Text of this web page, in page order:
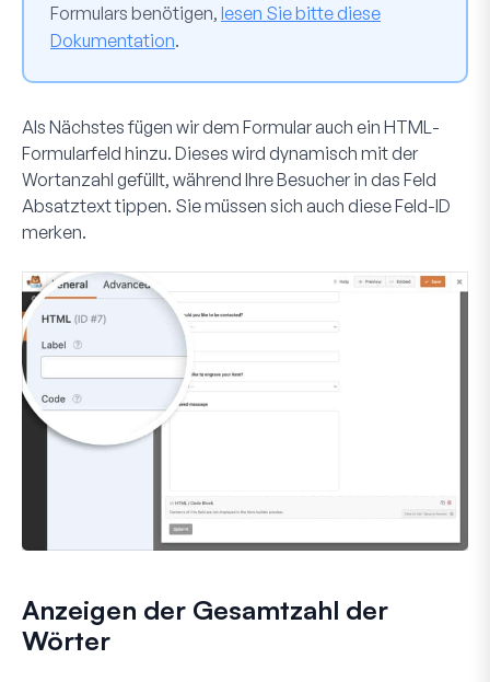
Formulars benötigen, lesen Sie bitte diese
Dokumentation.
Als Nächstes fügen wir dem Formular auch ein HTML -
Formularfeld hinzu. Dieses wird dynamisch mit der
Wortanzahl gefüllt, während Ihre Besucher in das Feld
Absatztexttippen. Sie müssen sich auch diese Feld-ID
merken.
Anzeigen der Gesamtzahl der
Wörter